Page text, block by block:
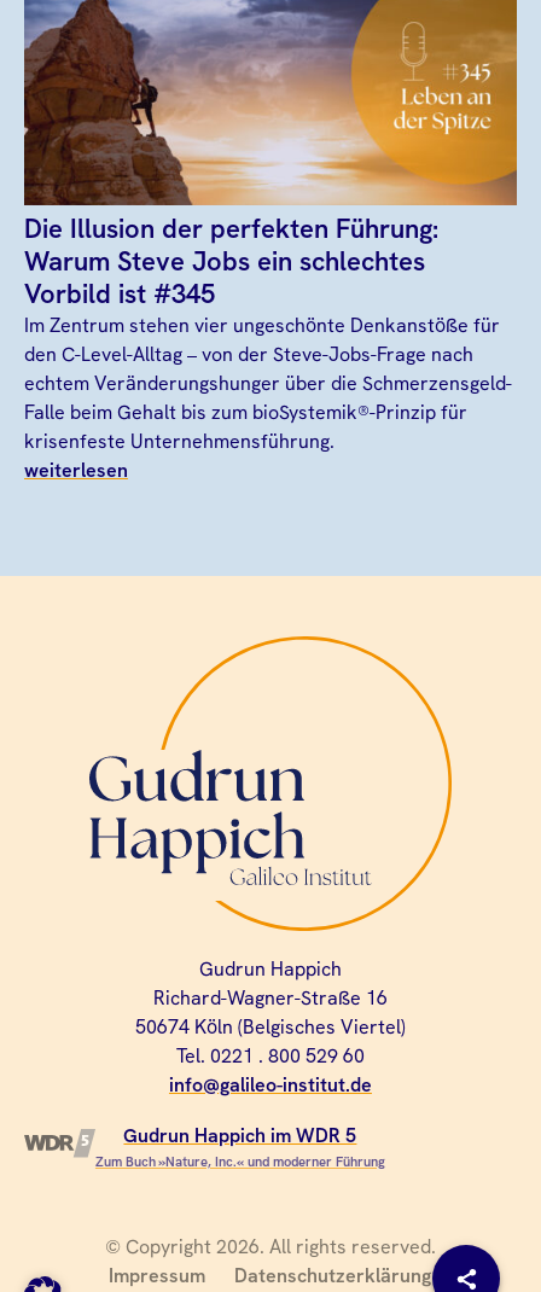
Die Illusion der perfekten Führung:
Warum Steve Jobs ein schlechtes
Vorbild ist #345
Im Zentrum stehen vier ungeschönte Denkanstöße für
den C-Level-Alltag – von der Steve-Jobs-Frage nach
echtem Veränderungshunger über die Schmerzensgeld-
Falle beim Gehalt bis zum bioSystemik®-Prinzip für
krisenfeste Unternehmensführung.
weiterlesen
Gudrun Happich
Richard-Wagner-Straße 16
50674 Köln (Belgisches Viertel)
Tel. 0221 . 800 529 60
info@galileo-institut.de
Gudrun Happich im WDR 5
Zum Buch »Nature, Inc.« und moderner Führung
© Copyright 2026. All rights reserved.
Impressum
Datenschutzerklärung